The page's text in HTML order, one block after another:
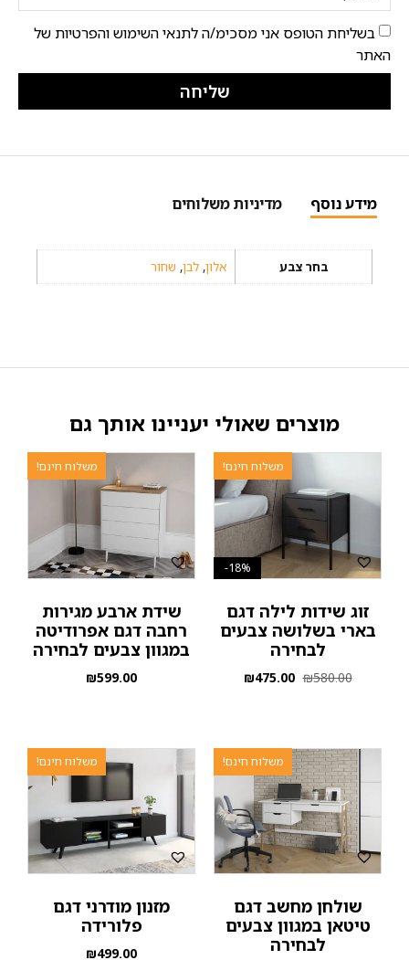
בשליחת הטופס אני מסכימ/ה לתנאי השימוש והפרטיות של
האתר
שליחה
מידע נוסף מדיניות משלוחים
בחר צבע אלון, לבן, שחור
מוצרים שאולי יעניינו אותך גם
משלוח חינם!
18%-
זוג שידות לילה דגם
בארי בשלושה צבעים
לבחירה
₪580.00
₪475.00
משלוח חינם!
שידת ארבע מגירות
רחבה דגם אפרודיטה
במגוון צבעים לבחירה
₪599.00
משלוח חינם!
שולחן מחשב דגם
טיטאן במגוון צבעים
לבחירה
משלוח חינם!
מזנון מודרני דגם
פלורידה
₪499.00